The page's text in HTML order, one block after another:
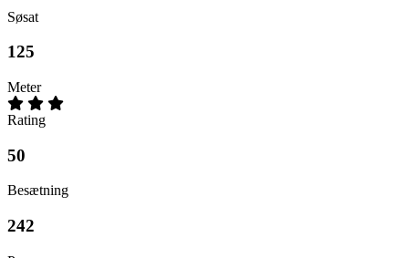
Søsat
125
Meter
Rating
50
Besætning
242